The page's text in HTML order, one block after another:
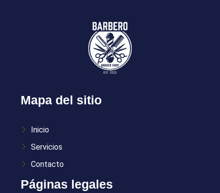
Mapa del sitio
Inicio
Servicios
Contacto
Páginas legales